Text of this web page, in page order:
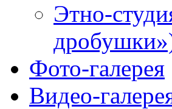
Этно-
Фото-галерея
Видео-